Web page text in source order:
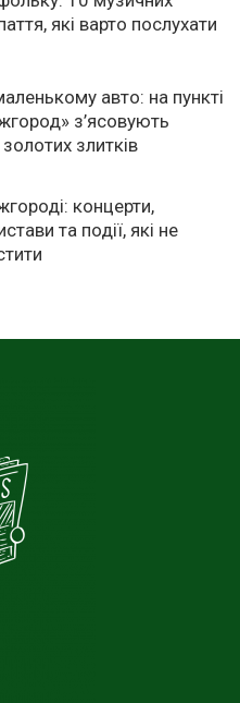
які варто послухати
авто: на пункті
з’ясовують
злитків
концерти,
та події, які не